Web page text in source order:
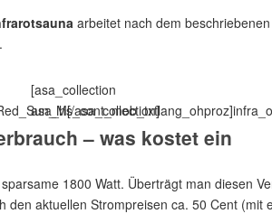
arbeitet nach dem
asa_collection]
[asa_collection
– was kostet ein
1800 Watt. Überträgt man diesen
den aktuellen Strompreisen ca. 50 Cent (mit